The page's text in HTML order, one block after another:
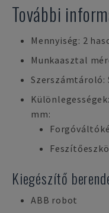
További
Mennyiség: 2
Munkaasztal
Szerszámtároló:
mm:
Kiegészítő
ABB robot